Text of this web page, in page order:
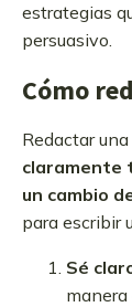
estrategias
persuasivo.
Cómo
Redactar
claramente
un cambio
para escribir
Sé
manera